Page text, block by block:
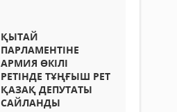
ҚЫТАЙ
ПАРЛАМЕНТІНЕ
АРМИЯ ӨКІЛІ
РЕТІНДЕ ТҰҢҒЫШ РЕТ
ҚАЗАҚ ДЕПУТАТЫ
САЙЛАНДЫ